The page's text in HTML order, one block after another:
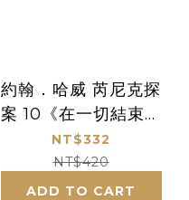
約翰．哈威 芮尼克探
案 10《在一切結束之
前》
NT$332
NT$420
ADD TO CART